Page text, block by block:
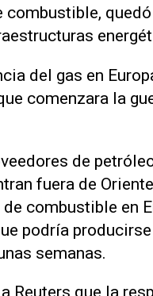
del gas en
comenzara la
de
fuera de
combustible en
podría
semanas.